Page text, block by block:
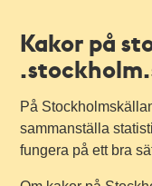
Kakor på
På
sammanställa
fungera på ett bra